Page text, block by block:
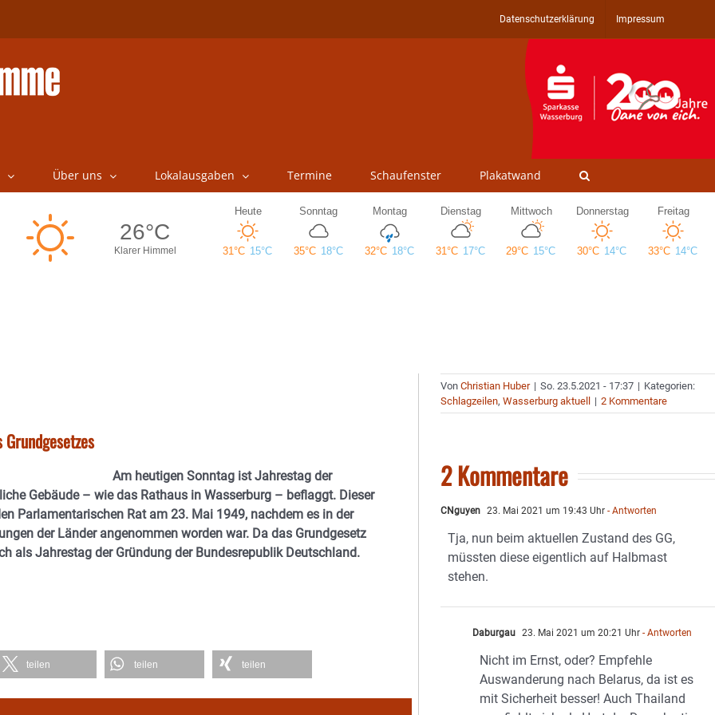
Datenschutzerklärung Impressum
Über uns Lokalausgaben Termine Schaufenster Plakatwand
Am heutigen Sonntag ist Jahrestag der
Gebäude – wie das Rathaus in Wasserburg – beflaggt. Dieser
Parlamentarischen Rat am 23. Mai 1949, nachdem es in der
der Länder angenommen worden war. Da das Grundgesetz
als Jahrestag der Gründung der Bundesrepublik Deutschland.
teilen teilen teilen
VonChristian Huber | So. 23.5.2021 - 17:37 | Kategorien:
Schlagzeilen,Wasserburg aktuell | 2 Kommentare
2 Kommentare
CNguyen 23. Mai 2021 um 19:43 Uhr - Antworten
Tja, nun beim aktuellen Zustand des GG,
müssten diese eigentlich auf Halbmast
stehen.
Daburgau 23. Mai 2021 um 20:21 Uhr - Antworten
Nicht im Ernst, oder? Empfehle
Auswanderung nach Belarus, da ist es
mit Sicherheit besser! Auch Thailand